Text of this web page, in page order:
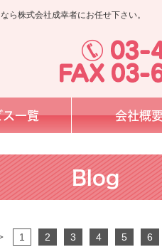
株式会社成幸者にお任せ下さい。
ス一覧 会社概
Blog
1 2 3 4 5 6